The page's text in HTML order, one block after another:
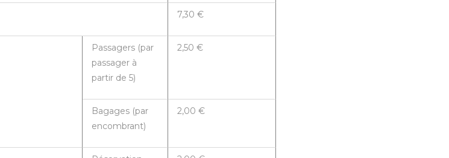
7,30 €
Passagers (par
passager à
partir de 5)
2,50 €
Bagages (par
encombrant)
2,00 €